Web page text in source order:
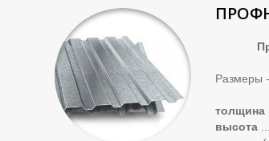
Размеры -
толщина
высота